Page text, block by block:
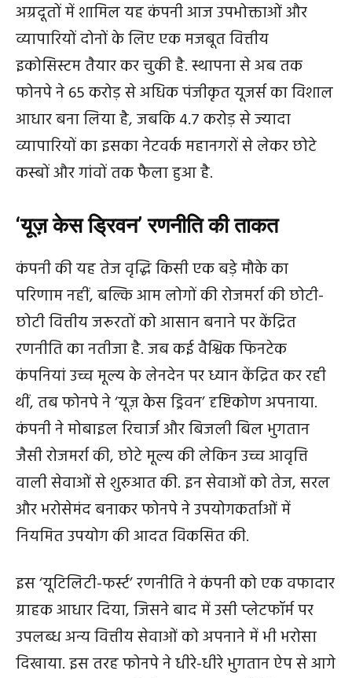
अग्रदूतों में शामिल यह कंपनी आज उपभोक्ताओं और
व्यापारियों दोनों के लिए एक मजबूत वित्तीय
इकोसिस्टम तैयार कर चुकी है. स्थापना से अब तक
फोनपे ने 65 करोड़ से अधिक पंजीकृत यूजर्स का विशाल
आधार बना लिया है, जबकि 4.7 करोड़ से ज्यादा
व्यापारियों का इसका नेटवर्क महानगरों से लेकर छोटे
कस्बों और गांवों तक फैला हुआ है.
‘यूज़ केस ड्रिवन’ रणनीति की ताकत
कंपनी की यह तेज वृद्धि किसी एक बड़े मौके का
परिणाम नहीं, बल्कि आम लोगों की रोजमर्रा की छोटी-
छोटी वित्तीय जरूरतों को आसान बनाने पर केंद्रित
रणनीति का नतीजा है. जब कई वैश्विक फिनटेक
कंपनियां उच्च मूल्य के लेनदेन पर ध्यान केंद्रित कर रही
थीं, तब फोनपे ने ‘यूज़ केस ड्रिवन’ दृष्टिकोण अपनाया.
कंपनी ने मोबाइल रिचार्ज और बिजली बिल भुगतान
जैसी रोजमर्रा की, छोटे मूल्य की लेकिन उच्च आवृत्ति
वाली सेवाओं से शुरुआत की. इन सेवाओं को तेज, सरल
और भरोसेमंद बनाकर फोनपे ने उपयोगकर्ताओं में
नियमित उपयोग की आदत विकसित की.
इस ‘यूटिलिटी-फर्स्ट’ रणनीति ने कंपनी को एक वफादार
ग्राहक आधार दिया, जिसने बाद में उसी प्लेटफॉर्म पर
उपलब्ध अन्य वित्तीय सेवाओं को अपनाने में भी भरोसा
दिखाया. इस तरह फोनपे ने धीरे-धीरे भुगतान ऐप से आगे